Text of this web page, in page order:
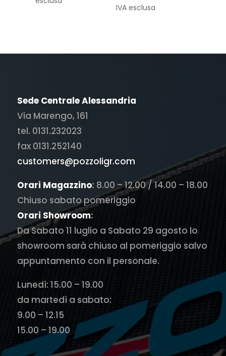
attuale
prezzo
IVA esclusa
Sede Centrale Alessandria
Via Marengo, 161
tel. 0131.232023
fax 0131.252140
customers@pozzoligr.com
Orari Magazzino: 8.00 – 12.00 / 14.00 – 18.00
Chiuso sabato pomeriggio
Orari Showroom:
Da Sabato 11 luglio a Sabato 29 agosto lo
showroom sarà chiuso al pomeriggio salvo
appuntamento con il personale.
Lunedì: 15.00 – 19.00
da martedì a sabato:
9.00 – 12.15
15.00 – 19.00